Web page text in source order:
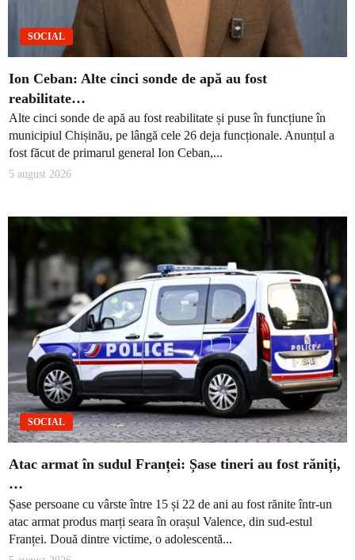
SOCIAL
Ion Ceban: Alte cinci sonde de apă au fost
reabilitate…
Alte cinci sonde de apă au fost reabilitate și puse în funcțiune în
municipiul Chișinău, pe lângă cele 26 deja funcționale. Anunțul a
fost făcut de primarul general Ion Ceban,...
5 august 2026
SOCIAL
Atac armat în sudul Franței: Șase tineri au fost răniți,
…
Șase persoane cu vârste între 15 și 22 de ani au fost rănite într-un
atac armat produs marți seara în orașul Valence, din sud-estul
Franței. Două dintre victime, o adolescentă...